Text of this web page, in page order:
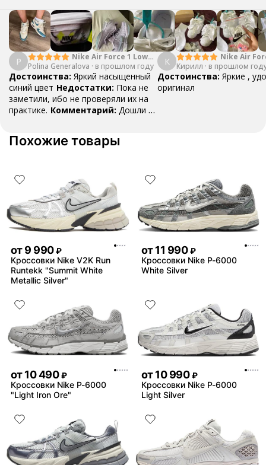
P
Nike Air Force 1 Low
College Pack White
Blue
Polina Generalova · в прошлом году
Достоинства: Яркий насыщенный
синий цвет Недостатки: Пока не
заметили, ибо не проверяли их на
практике. Комментарий: Дошли за
К
Nike Air
Yellow
Кирилл · в прошлом
Достоинства: Яркие ,
оригинал
Похожие товары
от9 990 ₽
Кроссовки Nike V2K Run
Runtekk "Summit White
Metallic Silver"
от11 990 ₽
Кроссовки Nike P-6000
White Silver
от10 490 ₽
Кроссовки Nike P-6000
"Light Iron Ore"
от10 990 ₽
Кроссовки Nike P-6000
Light Silver